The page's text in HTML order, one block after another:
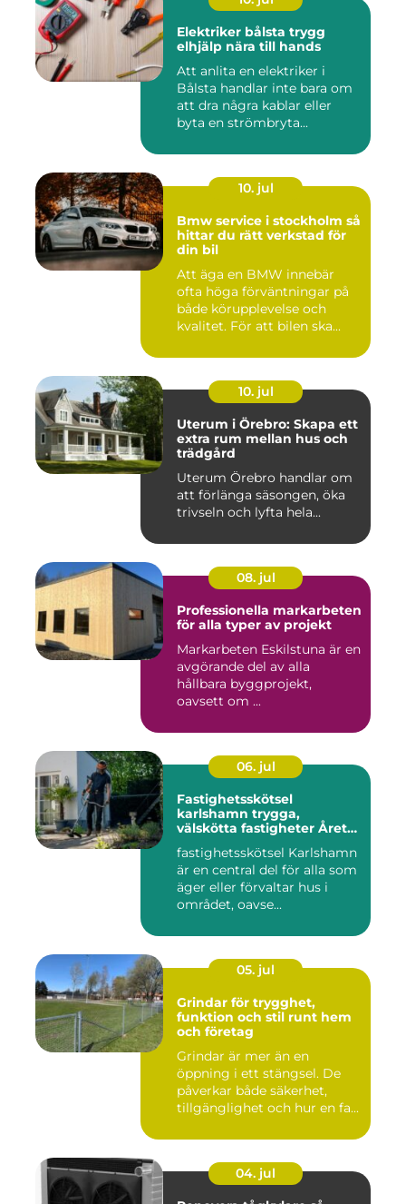
Elektriker bålsta trygg
elhjälp nära till hands
Att anlita en elektriker i
Bålsta handlar inte bara om
att dra några kablar eller
byta en strömbryta...
10. jul
Bmw service i stockholm så
hittar du rätt verkstad för
din bil
Att äga en BMW innebär
ofta höga förväntningar på
både körupplevelse och
kvalitet. För att bilen ska...
10. jul
Uterum i Örebro: Skapa ett
extra rum mellan hus och
trädgård
Uterum Örebro handlar om
att förlänga säsongen, öka
trivseln och lyfta hela...
08. jul
Professionella markarbeten
för alla typer av projekt
Markarbeten Eskilstuna är en
avgörande del av alla
hållbara byggprojekt,
oavsett om ...
06. jul
Fastighetsskötsel
karlshamn trygga,
välskötta fastigheter Året
fastighetsskötsel Karlshamn
är en central del för alla som
äger eller förvaltar hus i
området, oavse...
05. jul
Grindar för trygghet,
funktion och stil runt hem
och företag
Grindar är mer än en
öppning i ett stängsel. De
påverkar både säkerhet,
tillgänglighet och hur en fa...
04. jul